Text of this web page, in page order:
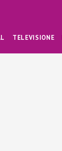
TELEVISIONE